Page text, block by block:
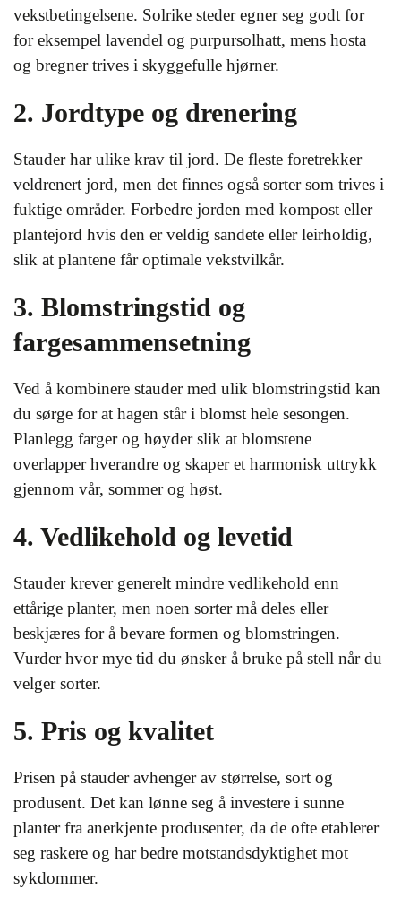
vekstbetingelsene. Solrike steder egner seg godt for
for eksempel lavendel og purpursolhatt, mens hosta
og bregner trives i skyggefulle hjørner.
2. Jordtype og drenering
Stauder har ulike krav til jord. De fleste foretrekker
veldrenert jord, men det finnes også sorter som trives i
fuktige områder. Forbedre jorden med kompost eller
plantejord hvis den er veldig sandete eller leirholdig,
slik at plantene får optimale vekstvilkår.
3. Blomstringstid og
fargesammensetning
Ved å kombinere stauder med ulik blomstringstid kan
du sørge for at hagen står i blomst hele sesongen.
Planlegg farger og høyder slik at blomstene
overlapper hverandre og skaper et harmonisk uttrykk
gjennom vår, sommer og høst.
4. Vedlikehold og levetid
Stauder krever generelt mindre vedlikehold enn
ettårige planter, men noen sorter må deles eller
beskjæres for å bevare formen og blomstringen.
Vurder hvor mye tid du ønsker å bruke på stell når du
velger sorter.
5. Pris og kvalitet
Prisen på stauder avhenger av størrelse, sort og
produsent. Det kan lønne seg å investere i sunne
planter fra anerkjente produsenter, da de ofte etablerer
seg raskere og har bedre motstandsdyktighet mot
sykdommer.